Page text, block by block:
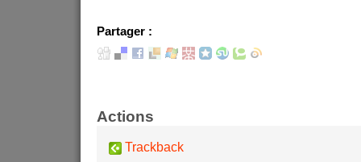
Partager :
Actions
Trackback